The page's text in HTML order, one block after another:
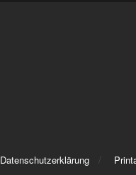
Datenschutzerklärung